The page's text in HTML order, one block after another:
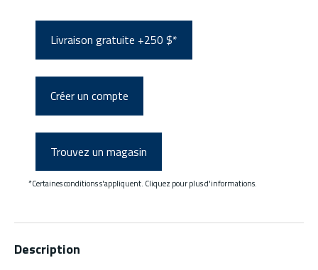
Livraison gratuite +250 $*
Créer un compte
Trouvez un magasin
*Certaines conditions s'appliquent. Cliquez pour plus d'informations.
Description